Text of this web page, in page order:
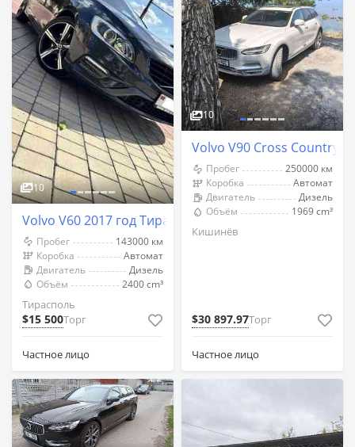
10
Volvo V60 2017 год Тирасполь
Пробег
143000 км
Коробка
Автомат
Двигатель
Дизель
Объём
2400 cm³
Тирасполь
$15 500Торг
Частное лицо
10
Volvo V90 Cross Country
Пробег
250000 км
Коробка
Автомат
Двигатель
Дизель
Объём
1969 cm³
Кишинёв
$30 897.97Торг
Частное лицо